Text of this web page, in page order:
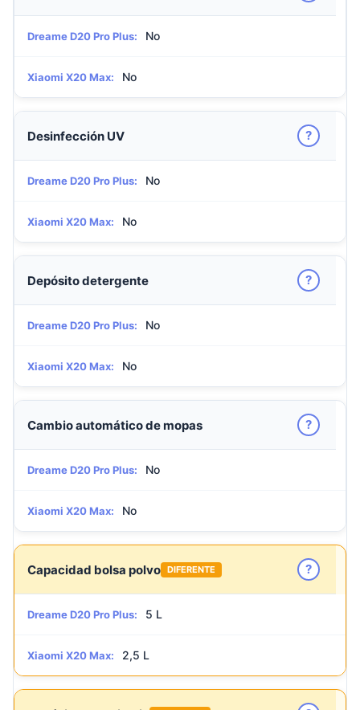
Dreame D20 Pro Plus: No
Xiaomi X20 Max: No
Desinfección UV ?
Dreame D20 Pro Plus: No
Xiaomi X20 Max: No
Depósito detergente ?
Dreame D20 Pro Plus: No
Xiaomi X20 Max: No
Cambio automático de mopas ?
Dreame D20 Pro Plus: No
Xiaomi X20 Max: No
Capacidad bolsa polvo DIFERENTE ?
Dreame D20 Pro Plus: 5 L
Xiaomi X20 Max: 2,5 L